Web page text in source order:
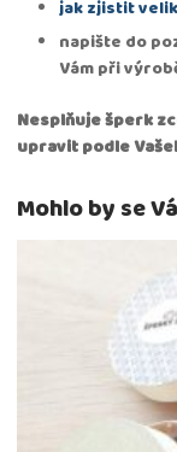
jak zjistit
napište do
Vám při
Nesplňuje šperk
upravit podle
Mohlo by se